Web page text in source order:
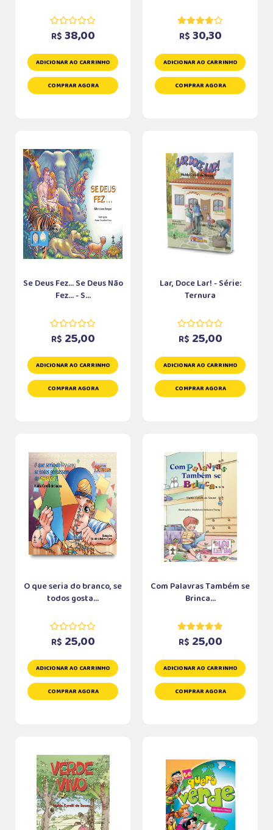
R$ 38,00
ADICIONAR AO CARRINHO
COMPRAR AGORA
R$ 30,30
ADICIONAR AO CARRINHO
COMPRAR AGORA
Se Deus Fez... Se Deus Não
Fez... - S...
R$ 25,00
ADICIONAR AO CARRINHO
COMPRAR AGORA
Lar, Doce Lar! - Série:
Ternura
R$ 25,00
ADICIONAR AO CARRINHO
COMPRAR AGORA
O que seria do branco, se
todos gosta...
R$ 25,00
ADICIONAR AO CARRINHO
COMPRAR AGORA
Com Palavras Também se
Brinca...
R$ 25,00
ADICIONAR AO CARRINHO
COMPRAR AGORA